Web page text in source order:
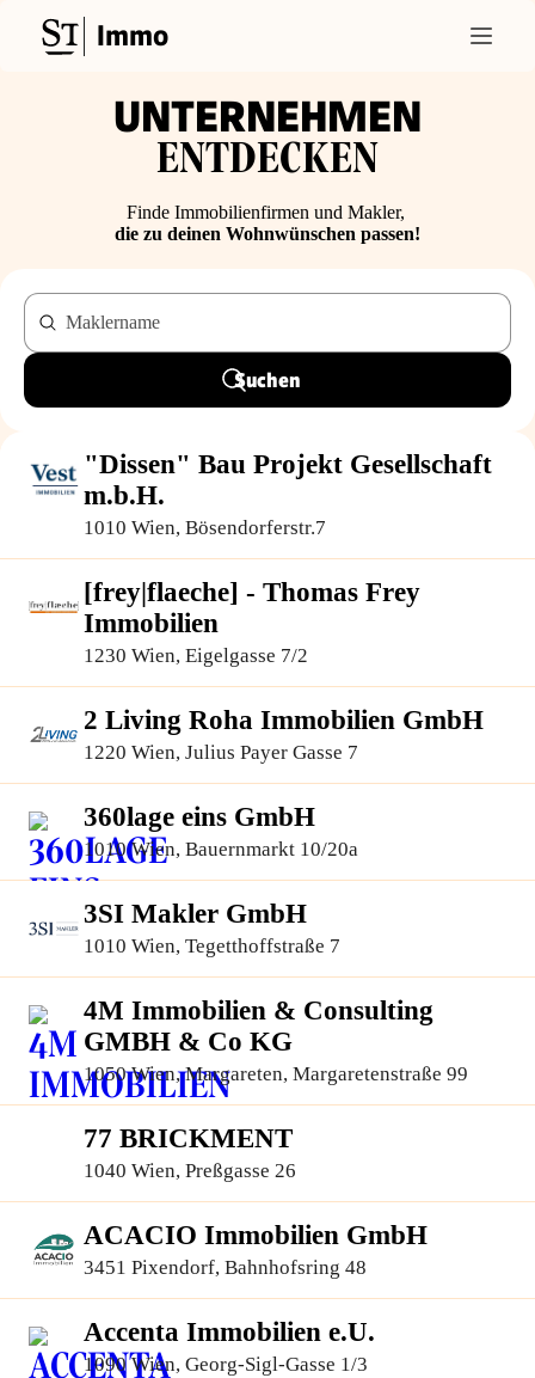
Immo
UNTERNEHMEN
ENTDECKEN
Finde Immobilienfirmen und Makler,
die zu deinen Wohnwünschen passen!
Maklername
Suchen
"Dissen" Bau Projekt Gesellschaft
m.b.H.
1010 Wien, Bösendorferstr.7
[frey|flaeche] - Thomas Frey
Immobilien
1230 Wien, Eigelgasse 7/2
2 Living Roha Immobilien GmbH
1220 Wien, Julius Payer Gasse 7
360lage eins GmbH
1010 Wien, Bauernmarkt 10/20a
3SI Makler GmbH
1010 Wien, Tegetthoffstraße 7
4M Immobilien & Consulting
GMBH & Co KG
1050 Wien, Margareten, Margaretenstraße 99
77 BRICKMENT
1040 Wien, Preßgasse 26
ACACIO Immobilien GmbH
3451 Pixendorf, Bahnhofsring 48
Accenta Immobilien e.U.
1090 Wien, Georg-Sigl-Gasse 1/3